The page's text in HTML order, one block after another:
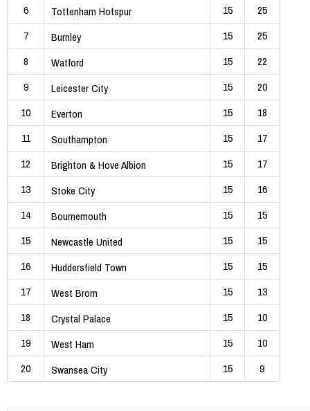
6
Tottenham Hotspur 15
25
7
Burnley 15
25
8
Watford 15
22
9
Leicester City 15
20
10
Everton 15
18
11
Southampton 15
17
12
Brighton & Hove Albion 15
17
13
Stoke City 15
16
14
Bournemouth 15
15
15
Newcastle United 15
15
16
Huddersfield Town 15
15
17
West Brom 15
13
18
Crystal Palace 15
10
19
West Ham 15
10
20
Swansea City 15 9